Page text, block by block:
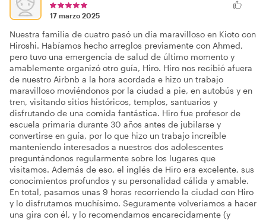
17 marzo 2025
Nuestra familia de cuatro pasó un día maravilloso en Kioto con
Hiroshi. Habíamos hecho arreglos previamente con Ahmed,
pero tuvo una emergencia de salud de último momento y
amablemente organizó otro guía, Hiro. Hiro nos recibió afuera
de nuestro Airbnb a la hora acordada e hizo un trabajo
maravilloso moviéndonos por la ciudad a pie, en autobús y en
tren, visitando sitios históricos, templos, santuarios y
disfrutando de una comida fantástica. Hiro fue profesor de
escuela primaria durante 30 años antes de jubilarse y
convertirse en guía, por lo que hizo un trabajo increíble
manteniendo interesados a nuestros dos adolescentes
preguntándonos regularmente sobre los lugares que
visitamos. Además de eso, el inglés de Hiro era excelente, sus
conocimientos profundos y su personalidad cálida y amable.
En total, pasamos unas 9 horas recorriendo la ciudad con Hiro
y lo disfrutamos muchísimo. Seguramente volveríamos a hacer
una gira con él, y lo recomendamos encarecidamente (y